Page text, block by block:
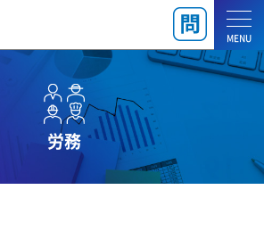
MENU
労務